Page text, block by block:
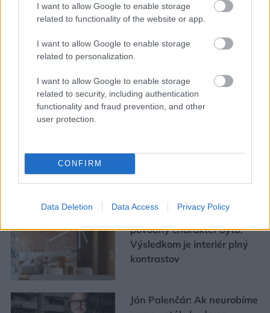
I want to allow Google to enable storage
related to functionality of the website or app.
I want to allow Google to enable storage
related to personalization.
I want to allow Google to enable storage
related to security, including authentication
functionality and fraud prevention, and other
user protection.
CONFIRM
Data Deletion Data Access Privacy Policy
Mohlo by vás zaujímať
Zmenili dispozíciu a odkryli
pôvodný charakter bytu.
Výsledkom je interiér plný
kontrastov
Ján Palenčár: Ak neurobíme